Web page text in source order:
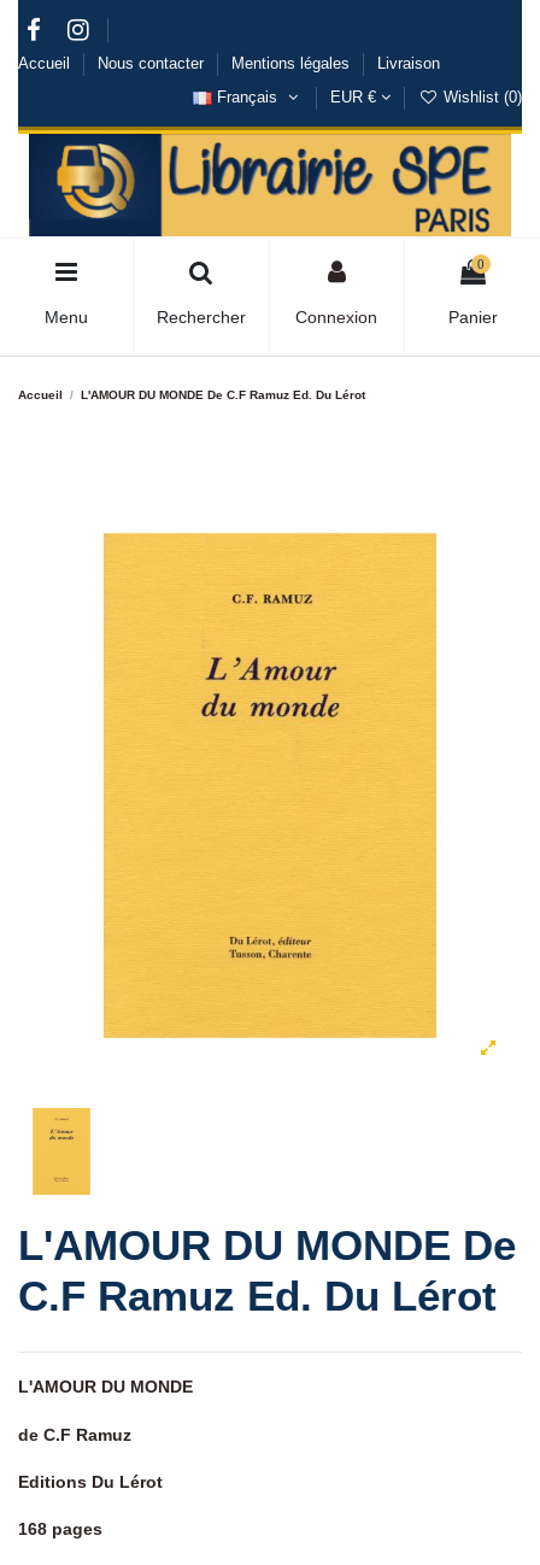
Accueil Nous contacter Mentions légales
Livraison
Français
EUR € Wishlist (0)
Menu Rechercher Connexion
0
Panier
Accueil L'AMOUR DU MONDE De C.F Ramuz Ed. Du Lérot
L'AMOUR DU MONDE De
C.F Ramuz Ed. Du Lérot
L'AMOUR DU MONDE
de C.F Ramuz
Editions Du Lérot
168 pages